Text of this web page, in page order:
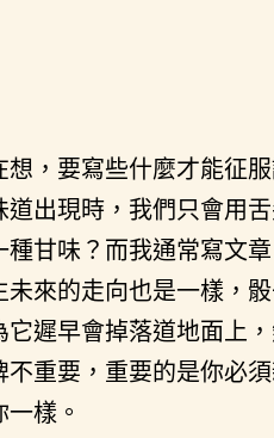
，要寫些什麼才能征
出現時，我們只會用
甘味？而我通常寫文
來的走向也是一樣，骰
遲早會掉落道地面上
重要，重要的是你必
樣。